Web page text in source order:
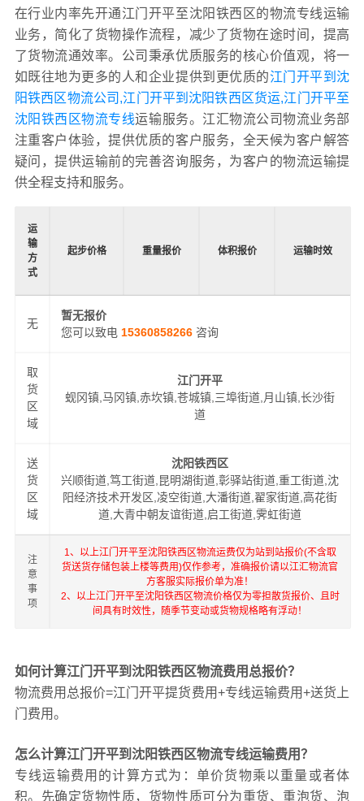
在行业内率先开通江门开平至沈阳铁西区的物流专线运输
业务，简化了货物操作流程，减少了货物在途时间，提高
了货物流通效率。公司秉承优质服务的核心价值观，将一
如既往地为更多的人和企业提供到更优质的江门开平到沈
阳铁西区物流公司,江门开平到沈阳铁西区货运,江门开平至
沈阳铁西区物流专线运输服务。江汇物流公司物流业务部
注重客户体验，提供优质的客户服务，全天候为客户解答
疑问，提供运输前的完善咨询服务，为客户的物流运输提
供全程支持和服务。
运
输
方
式
起步价格 重量报价 体积报价 运输时效
无
暂无报价
您可以致电 15360858266 咨询
取
货
区
域
江门开平
蚬冈镇,马冈镇,赤坎镇,苍城镇,三埠街道,月山镇,长沙街
道
送
货
区
域
沈阳铁西区
兴顺街道,笃工街道,昆明湖街道,彰驿站街道,重工街道,沈
阳经济技术开发区,凌空街道,大潘街道,翟家街道,高花街
道,大青中朝友谊街道,启工街道,霁虹街道
注
意
事
项
1、以上江门开平至沈阳铁西区物流运费仅为站到站报价(不含取
货送货存储包装上楼等费用)仅作参考，准确报价请以江汇物流官
方客服实际报价单为准！
2、以上江门开平至沈阳铁西区物流价格仅为零担散货报价、且时
间具有时效性，随季节变动或货物规格略有浮动！
如何计算江门开平到沈阳铁西区物流费用总报价？
物流费用总报价=江门开平提货费用+专线运输费用+送货上
门费用。
怎么计算江门开平到沈阳铁西区物流专线运输费用？
专线运输费用的计算方式为：单价货物乘以重量或者体
积。先确定货物性质，货物性质可分为重货、重泡货、泡